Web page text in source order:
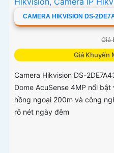
CAMERA HIKVISION DS-
Giá
Giá Khuyến
Camera Hikvision DS-
Dome AcuSense 4MP nổi
hồng ngoại 200m và công
rõ nét ngày đêm